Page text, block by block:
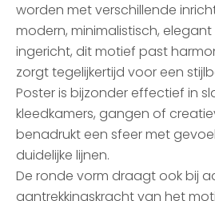
worden met verschillende
modern, minimalistisch,
ingericht, dit motief past
zorgt tegelijkertijd voor een
Poster is bijzonder effectief in
kleedkamers, gangen of
benadrukt een sfeer met
duidelijke lijnen.
De ronde vorm draagt ook bij
aantrekkingskracht van het